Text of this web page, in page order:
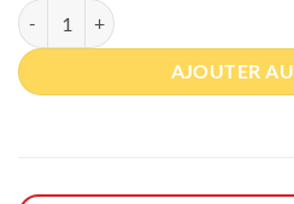
quantité de Contenant en verre
AJOUTER